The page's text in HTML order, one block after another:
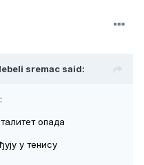
sremac said:
опада
у тенису